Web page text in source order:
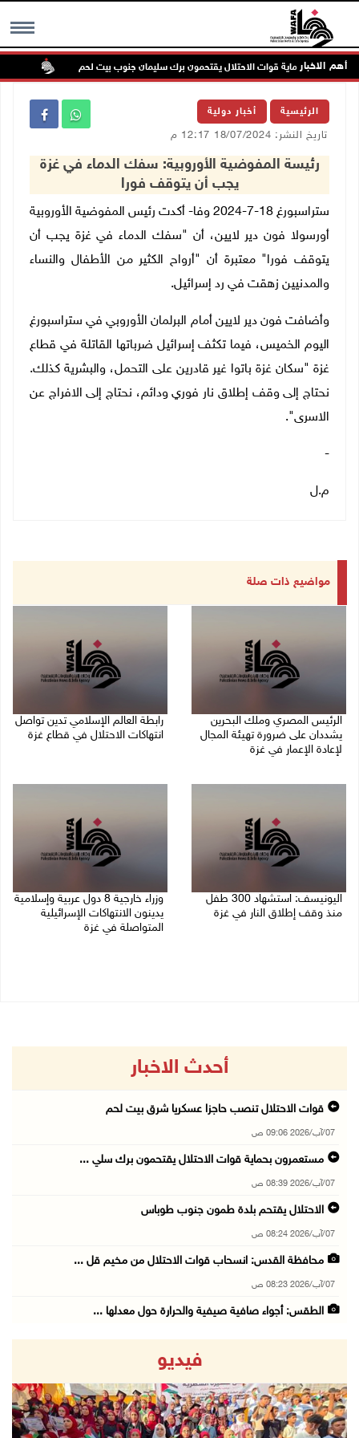
MENU أهم الاخباربحماية قوات الاحتلال يقتحمون برك سليمان جنوب بيت لحم
الرئيسية أخبار دولية
تاريخ النشر: 18/07/2024 12:17 م
رئيسة المفوضية الأوروبية: سفك الدماء في غزة
يجب أن يتوقف فورا
ستراسبورغ 18-7-2024 وفا- أكدت رئيس المفوضية الأوروبية
أورسولا فون دير لايين، أن "سفك الدماء في غزة يجب أن
يتوقف فورا" معتبرة أن "أرواح الكثير من الأطفال والنساء
والمدنيين زهقت في رد إسرائيل.
وأضافت فون دير لايين أمام البرلمان الأوروبي في ستراسبورغ
اليوم الخميس، فيما تكثف إسرائيل ضرباتها القاتلة في قطاع
غزة "سكان غزة باتوا غير قادرين على التحمل، والبشرية كذلك.
نحتاج إلى وقف إطلاق نار فوري ودائم، نحتاج إلى الافراج عن
الاسرى".
-
م.ل
مواضيع ذات صلة
الرئيس المصري وملك البحرين
يشددان على ضرورة تهيئة المجال
لإعادة الإعمار في غزة
رابطة العالم الإسلامي تدين تواصل
انتهاكات الاحتلال في قطاع غزة
اليونيسف: استشهاد 300 طفل
منذ وقف إطلاق النار في غزة
وزراء خارجية 8 دول عربية وإسلامية
يدينون الانتهاكات الإسرائيلية
المتواصلة في غزة
أحدث الاخبار
قوات الاحتلال تنصب حاجزا عسكريا شرق بيت لحم
07/آب/2026 09:06 ص
مستعمرون بحماية قوات الاحتلال يقتحمون برك سلي ...
07/آب/2026 08:39 ص
الاحتلال يقتحم بلدة طمون جنوب طوباس
07/آب/2026 08:24 ص
محافظة القدس: انسحاب قوات الاحتلال من مخيم قل ...
07/آب/2026 08:23 ص
الطقس: أجواء صافية صيفية والحرارة حول معدلها ...
تواصل انتهاكات الاحتلال والمستعمرين: اعتقالات ...
06/آب/2026 11:53 م
الاحتلال يخطر باقتلاع أشجار من 310 دونمات وال ...
فيديو